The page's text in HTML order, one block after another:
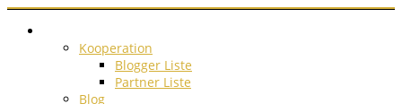
Kooperation
Blogger Liste
Partner Liste
Blog